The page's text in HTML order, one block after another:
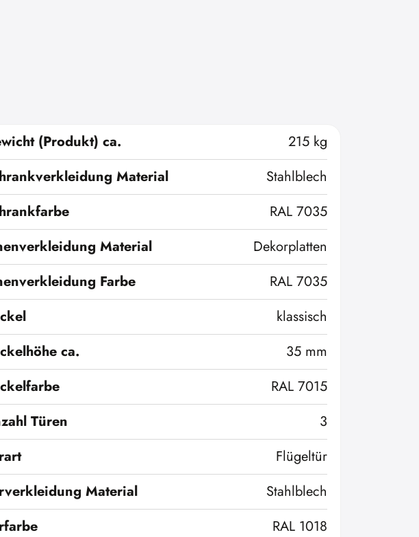
(Produkt) ca.
215 kg
Material
Stahlblech
RAL 7035
Material
Dekorplatten
Farbe
RAL 7035
klassisch
ca.
35 mm
RAL 7015
Türen
3
Flügeltür
Material
Stahlblech
RAL 1018